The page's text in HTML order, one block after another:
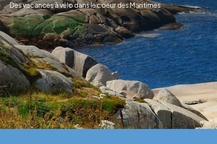
Des vacances à vélo dans le coeur des Maritimes
Voyage accompagné